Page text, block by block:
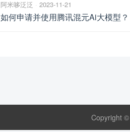
阿米哆泛泛 2023-11-21
如何申请并使用腾讯混元Ai大模型？
Copyright